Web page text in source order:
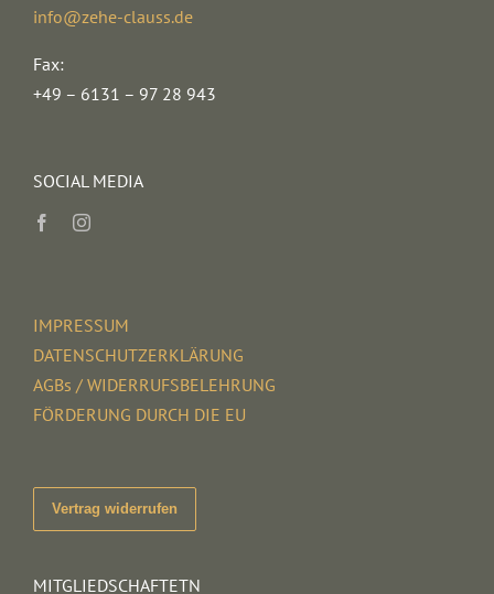
info@zehe-clauss.de
Fax:
+49 – 6131 – 97 28 943
SOCIAL MEDIA
IMPRESSUM
DATENSCHUTZERKLÄRUNG
AGBs / WIDERRUFSBELEHRUNG
FÖRDERUNG DURCH DIE EU
Vertrag widerrufen
MITGLIEDSCHAFTETN